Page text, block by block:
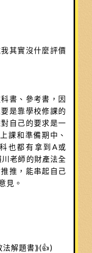
其實沒什麼評價
書、參考書，因
是靠學校修課的
自己的要求是一
課和準備期中、
也都有拿到A或
老師的財產法全
推，能串起自己
見。
法解題書⟫(👍)